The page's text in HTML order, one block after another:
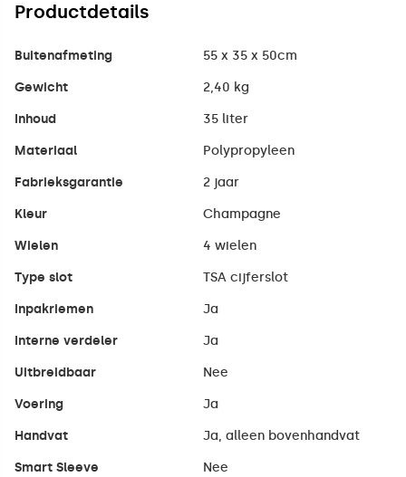
Productdetails
Buitenafmeting 55 x 35 x 50cm
Gewicht 2,40 kg
Inhoud 35 liter
Materiaal Polypropyleen
Fabrieksgarantie 2 jaar
Kleur Champagne
Wielen 4 wielen
Type slot TSA cijferslot
Inpakriemen Ja
Interne verdeler Ja
Uitbreidbaar Nee
Voering Ja
Handvat Ja, alleen bovenhandvat
Smart Sleeve Nee